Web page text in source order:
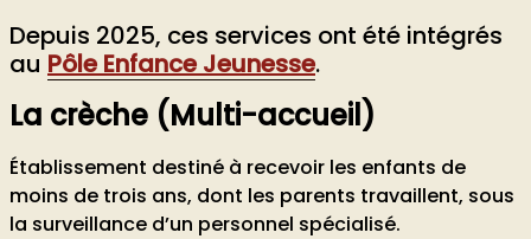
Champeix
Depuis 2025, ces services ont été intégrés
au Pôle Enfance Jeunesse.
La crèche (Multi-accueil)
Établissement destiné à recevoir les enfants de
moins de trois ans, dont les parents travaillent, sous
la surveillance d’un personnel spécialisé.